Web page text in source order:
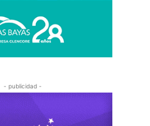
- publicidad -